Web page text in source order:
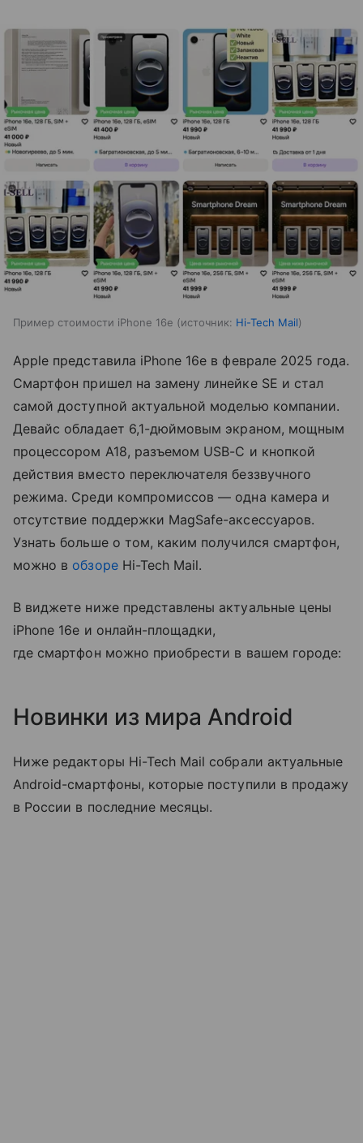
Пример стоимости iPhone 16e источник: Hi-Tech Mail
Apple представила iPhone 16e в феврале 2025 года.
Смартфон пришел на замену линейке SE и стал
самой доступной актуальной моделью компании.
Девайс обладает 6,1-дюймовым экраном, мощным
процессором A18, разъемом USB-C и кнопкой
действия вместо переключателя беззвучного
режима. Среди компромиссов — одна камера и
отсутствие поддержки MagSafe-аксессуаров.
Узнать больше о том, каким получился смартфон,
можно в обзореHi-Tech Mail.
В виджете ниже представлены актуальные цены
iPhone 16e и онлайн-площадки,
где смартфон можно приобрести в вашем городе:
Новинки из мира Android
Ниже редакторы Hi-Tech Mail собрали актуальные
Android-смартфоны, которые поступили в продажу
в России в последние месяцы.